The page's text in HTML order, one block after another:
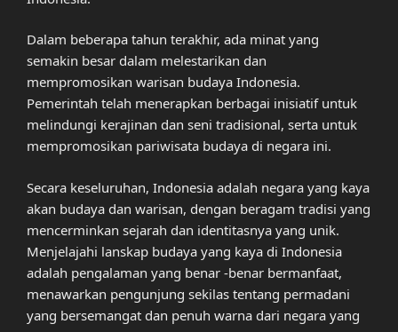
Dalam beberapa tahun terakhir, ada minat yang
semakin besar dalam melestarikan dan
mempromosikan warisan budaya Indonesia.
Pemerintah telah menerapkan berbagai inisiatif untuk
melindungi kerajinan dan seni tradisional, serta untuk
mempromosikan pariwisata budaya di negara ini.
Secara keseluruhan, Indonesia adalah negara yang kaya
akan budaya dan warisan, dengan beragam tradisi yang
mencerminkan sejarah dan identitasnya yang unik.
Menjelajahi lanskap budaya yang kaya di Indonesia
adalah pengalaman yang benar -benar bermanfaat,
menawarkan pengunjung sekilas tentang permadani
yang bersemangat dan penuh warna dari negara yang